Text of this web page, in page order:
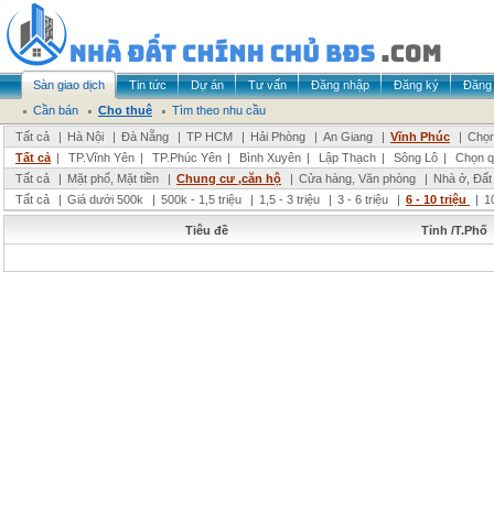
Sàn giao dịch Tin tức Dự án Tư vấn Đăng nhập Đăng ký
Đăng
Cần bán
Cho thuê
Tìm theo nhu cầu
Tất cả
| Hà Nội | Đà Nẵng | TP HCM | Hải Phòng | An Giang | Vĩnh Phúc |
Tất cả | TP.Vĩnh Yên | TP.Phúc Yên | Bình Xuyên | Lập Thạch | Sông Lô |
Chọn
Tất cả
| Mặt phố, Mặt tiền | Chung cư ,căn hộ | Cửa hàng, Văn phòng | Nhà ở,
Tất cả
| Giá dưới 500k | 500k - 1,5 triệu | 1,5 - 3 triệu | 3 - 6 triệu | 6 - 10 triệu |
Tiêu đề Tỉnh /T.Phố